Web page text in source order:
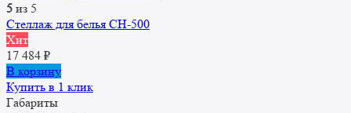
5 из 5
Стеллаж для белья СН-500
Хит
17 484 ₽
В корзину
Купить в 1 клик
Габариты